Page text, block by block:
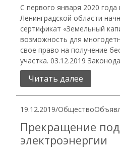
С первого января 2020 года
Ленинградской области
сертификат «Земельный
возможность для
свое право на получение
участка. 03.12.2019
Читать далее
19.12.2019/Общество
Прекращение
электроэнергии